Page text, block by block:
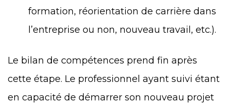
formation, réorientation de carrière dans
l’entreprise ou non, nouveau travail, etc.).
Le bilan de compétences prend fin après
cette étape. Le professionnel ayant suivi étant
en capacité de démarrer son nouveau projet